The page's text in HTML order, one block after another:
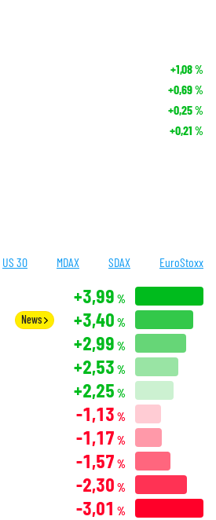
+1,08%
+0,69%
+0,25%
+0,21 %
US 30 MDAX SDAX EuroStoxx
+3,99 %
News +3,40 %
+2,99 %
+2,53 %
+2,25 %
-1,13 %
-1,17 %
-1,57 %
-2,30 %
-3,01 %